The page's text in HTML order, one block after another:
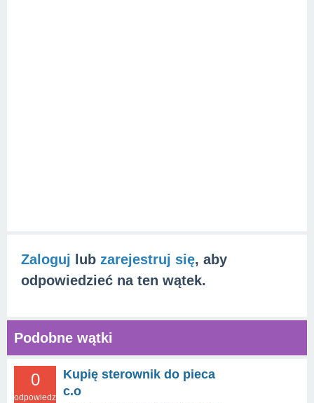
Zaloguj lub zarejestruj się, aby
odpowiedzieć na ten wątek.
Podobne wątki
0
odpowiedzi
Kupię sterownik do pieca
c.o